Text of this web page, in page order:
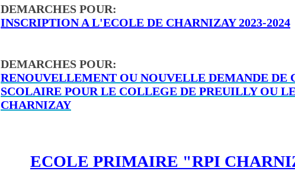
DEMARCHES POUR:
INSCRIPTION A L'ECOLE DE CHARNIZAY 2023-2024
DEMARCHES POUR:
RENOUVELLEMENT OU NOUVELLE DEMANDE DE
SCOLAIRE POUR LE COLLEGE DE PREUILLY OU
CHARNIZAY
ECOLE PRIMAIRE "RPI